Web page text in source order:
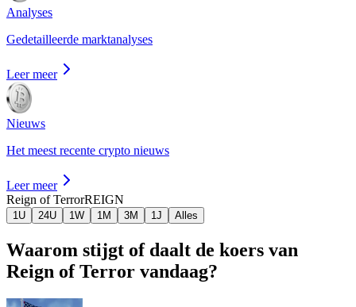
Analyses
Gedetailleerde marktanalyses
Leer meer
Nieuws
Het meest recente crypto nieuws
Leer meer
Reign of TerrorREIGN
1U 24U 1W 1M 3M 1J Alles
Waarom stijgt of daalt de koers van
Reign of Terror vandaag?